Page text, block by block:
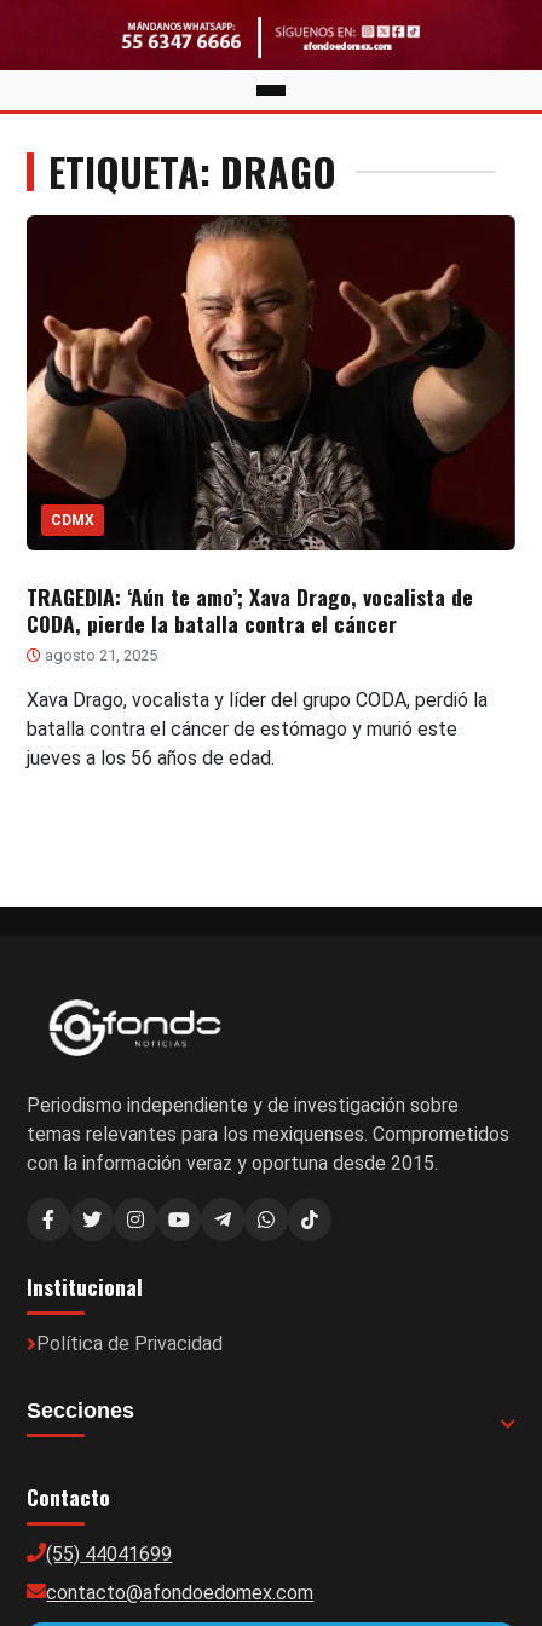
ETIQUETA: DRAGO
CDMX
TRAGEDIA: ‘Aún te amo’; Xava Drago, vocalista de
CODA, pierde la batalla contra el cáncer
agosto 21, 2025
Xava Drago, vocalista y líder del grupo CODA, perdió la
batalla contra el cáncer de estómago y murió este
jueves a los 56 años de edad.
Periodismo independiente y de investigación sobre
temas relevantes para los mexiquenses. Comprometidos
con la información veraz y oportuna desde 2015.
Institucional
Política de Privacidad
Secciones
Contacto
(55) 44041699
contacto@afondoedomex.com